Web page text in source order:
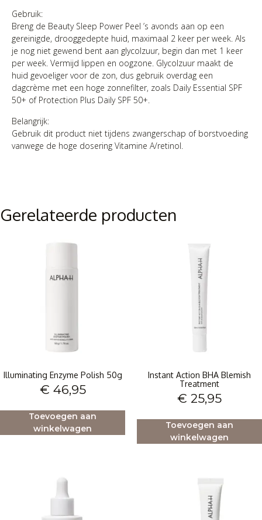
Gebruik:
Breng de Beauty Sleep Power Peel ’s avonds aan op een
gereinigde, drooggedepte huid, maximaal 2 keer per week. Als
je nog niet gewend bent aan glycolzuur, begin dan met 1 keer
per week. Vermijd lippen en oogzone. Glycolzuur maakt de
huid gevoeliger voor de zon, dus gebruik overdag een
dagcrème met een hoge zonnefilter, zoals Daily Essential SPF
50+ of Protection Plus Daily SPF 50+.
Belangrijk:
Gebruik dit product niet tijdens zwangerschap of borstvoeding
vanwege de hoge dosering Vitamine A/retinol.
Gerelateerde producten
Illuminating Enzyme Polish 50g
€ 46,95
Toevoegen aan
winkelwagen
Instant Action BHA Blemish
Treatment
€ 25,95
Toevoegen aan
winkelwagen